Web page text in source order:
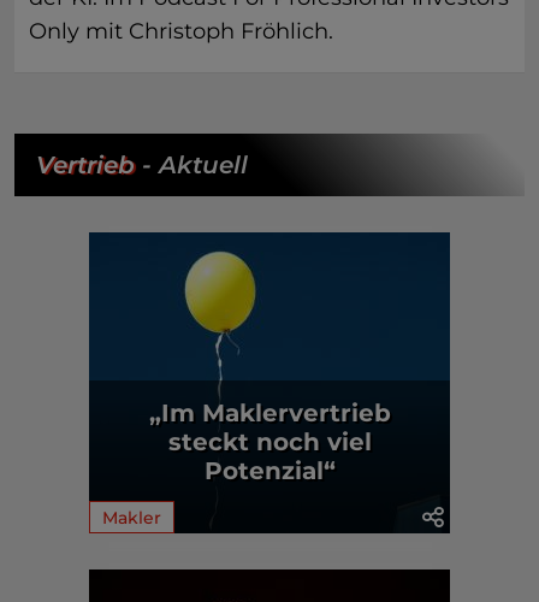
Only mit Christoph Fröhlich.
Vertrieb- Aktuell
„Im Maklervertrieb
steckt noch viel
Potenzial“
Makler